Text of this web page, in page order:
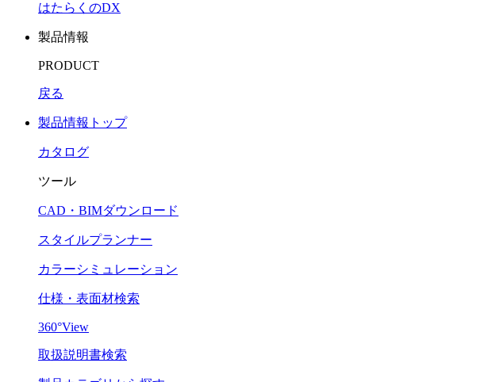
はたらくのDX
製品情報
PRODUCT
戻る
製品情報トップ
カタログ
ツール
CAD・BIMダウンロード
スタイルプランナー
カラーシミュレーション
仕様・表面材検索
360°View
取扱説明書検索